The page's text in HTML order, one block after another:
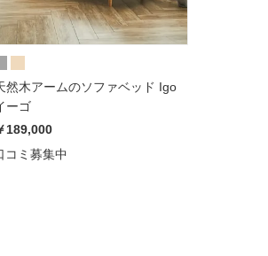
然木アームのソファベッド Igo
ーゴ
189,000
コミ募集中